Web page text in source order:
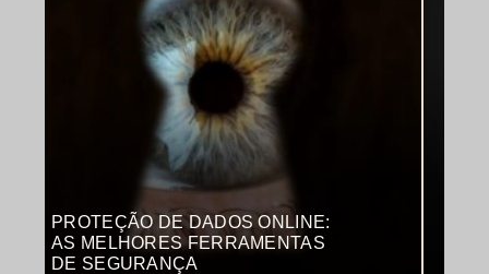
PROTEÇÃO DE DADOS ONLINE:
AS MELHORES FERRAMENTAS
DE SEGURANÇA